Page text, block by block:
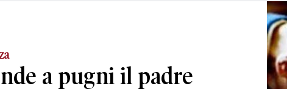
a pugni il padre